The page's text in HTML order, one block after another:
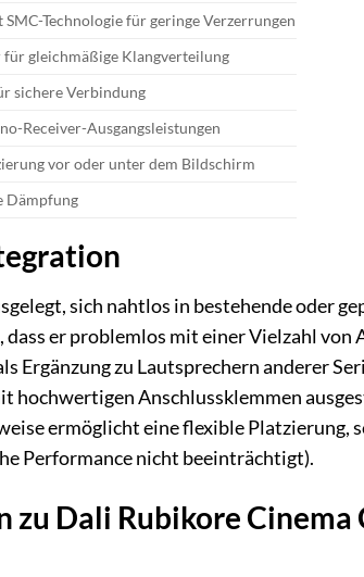
Technologie für geringe Verzerrungen
gleichmäßige Klangverteilung
sichere Verbindung
Receiver-Ausgangsleistungen
vor oder unter dem Bildschirm
Dämpfung
sich nahtlos in bestehende oder
er problemlos mit einer Vielzahl von
Ergänzung zu Lautsprechern anderer
hochwertigen Anschlussklemmen
ermöglicht eine flexible Platzierung,
Performance nicht beeinträchtigt).
zu Dali Rubikore